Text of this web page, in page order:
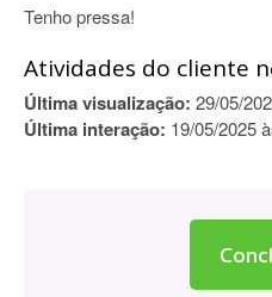
Tenho pressa!
Atividades do cliente
Última visualização: 29/05/
Última interação: 19/05/2025